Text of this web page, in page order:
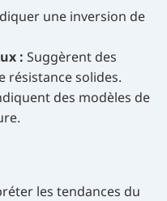
une inversion de
: Suggèrent des
résistance solides.
des modèles de
les tendances du